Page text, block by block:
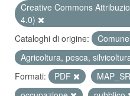
Creative Commons
4.0)
Cataloghi di origine:
Agricoltura, pesca,
Formati:
PDF